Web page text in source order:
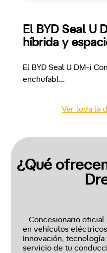
El BYD Seal U
híbrida y
El BYD Seal U DM-i
enchufabl...
Ver toda la
¿Qué
- Concesionario oficial
en vehículos
Innovación,
servicio de tu